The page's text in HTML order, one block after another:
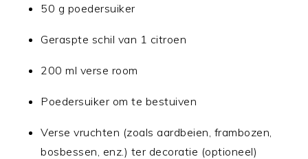
50 g poedersuiker
Geraspte schil van 1 citroen
200 ml verse room
Poedersuiker om te bestuiven
Verse vruchten (zoals aardbeien, frambozen,
bosbessen, enz.) ter decoratie (optioneel)